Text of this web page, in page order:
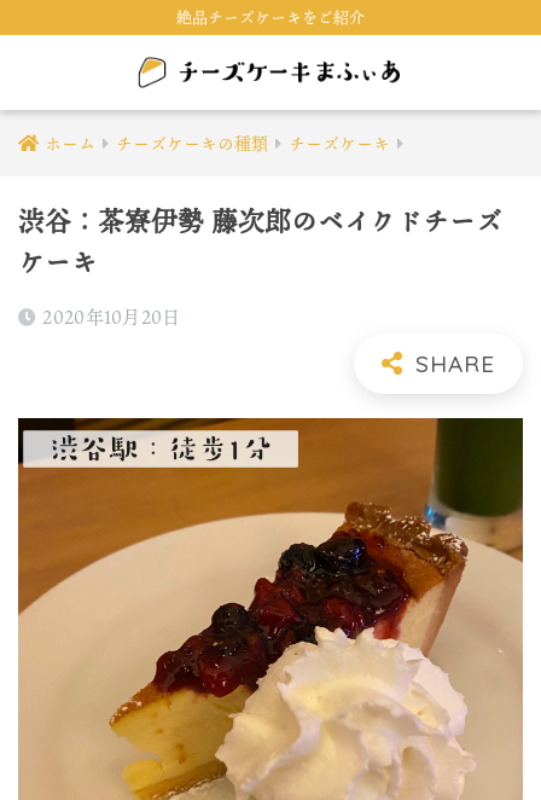
絶品チーズケーキをご紹介
ホーム チーズケーキの種類 チーズケーキ
渋谷：茶寮伊勢 藤次郎のベイクドチーズ
ケーキ
2020年10月20日